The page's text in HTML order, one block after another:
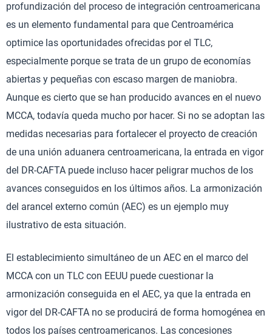
profundización del proceso de integración centroamericana
es un elemento fundamental para que Centroamérica
optimice las oportunidades ofrecidas por el TLC,
especialmente porque se trata de un grupo de economías
abiertas y pequeñas con escaso margen de maniobra.
Aunque es cierto que se han producido avances en el nuevo
MCCA, todavía queda mucho por hacer. Si no se adoptan las
medidas necesarias para fortalecer el proyecto de creación
de una unión aduanera centroamericana, la entrada en vigor
del DR-CAFTA puede incluso hacer peligrar muchos de los
avances conseguidos en los últimos años. La armonización
del arancel externo común (AEC) es un ejemplo muy
ilustrativo de esta situación.
El establecimiento simultáneo de un AEC en el marco del
MCCA con un TLC con EEUU puede cuestionar la
armonización conseguida en el AEC, ya que la entrada en
vigor del DR-CAFTA no se producirá de forma homogénea en
todos los países centroamericanos. Las concesiones